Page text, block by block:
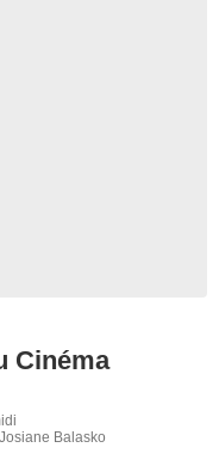
Cinéma
Balasko